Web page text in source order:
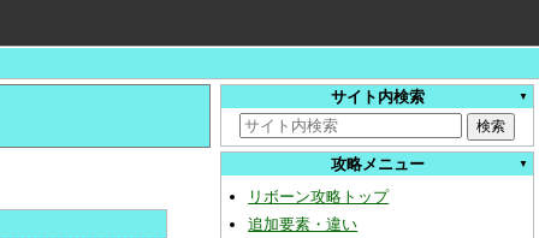
サイト内検索
攻略メニュー
リボーン攻略トップ
追加要素・違い